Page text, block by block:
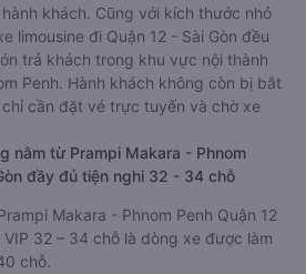
khách. Cũng với kích thước nhỏ
limousine đi Quận 12 - Sài Gòn đều
trả khách trong khu vực nội thành
Penh. Hành khách không còn bị bắt
cần đặt vé trực tuyến và chờ xe
nằm từ Prampi Makara - Phnom
đầy đủ tiện nghi 32 - 34 chỗ
Makara - Phnom Penh Quận 12
32 – 34 chỗ là dòng xe được làm
chỗ.